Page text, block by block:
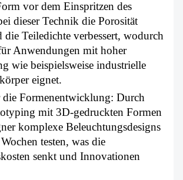
vor dem Einspritzen des
dieser Technik die Porosität
die Teiledichte verbessert, wodurch
Anwendungen mit hoher
wie beispielsweise industrielle
eignet.
Formenentwicklung: Durch
mit 3D-gedruckten Formen
komplexe Beleuchtungsdesigns
testen, was die
senkt und Innovationen